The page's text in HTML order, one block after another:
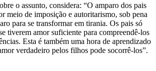
o assunto, considera: “O amparo dos pais
meio de imposição e autoritarismo, sob pena
para se transformar em tirania. Os pais só
tiverem amor suficiente para compreendê-los
Esta é também uma hora de aprendizado
verdadeiro pelos filhos pode socorrê-los”.